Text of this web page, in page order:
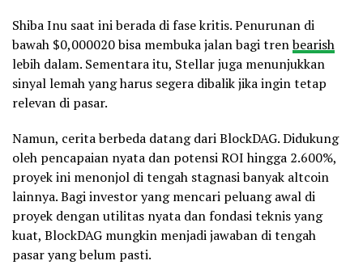
Shiba Inu saat ini berada di fase kritis. Penurunan di
bawah $0,000020 bisa membuka jalan bagi trenbearish
lebih dalam. Sementara itu, Stellar juga menunjukkan
sinyal lemah yang harus segera dibalik jika ingin tetap
relevan di pasar.
Namun, cerita berbeda datang dari BlockDAG. Didukung
oleh pencapaian nyata dan potensi ROI hingga 2.600%,
proyek ini menonjol di tengah stagnasi banyak altcoin
lainnya. Bagi investor yang mencari peluang awal di
proyek dengan utilitas nyata dan fondasi teknis yang
kuat, BlockDAG mungkin menjadi jawaban di tengah
pasar yang belum pasti.